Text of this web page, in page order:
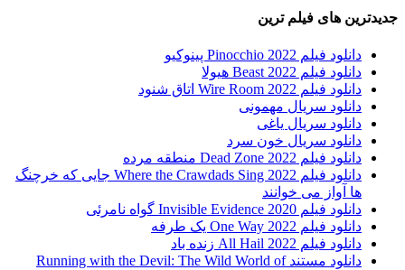
جدیدترین های فیلم ترین
دانلود فیلم Pinocchio 2022 پینوکیو
دانلود فیلم Beast 2022 هیولا
دانلود فیلم Wire Room 2022 اتاق شنود
دانلود سریال مهمونی
دانلود سریال یاغی
دانلود سریال خون سرد
دانلود فیلم 2022 Dead Zone منطقه مرده
دانلود فیلم Where the Crawdads Sing 2022 جایی که خرچنگ
ها آواز می خوانند
دانلود فیلم 2020 Invisible Evidence گواه نامرئی
دانلود فیلم One Way 2022 یک طرفه
دانلود فیلم All Hail 2022 زنده باد
دانلود مستند Running with the Devil: The Wild World of